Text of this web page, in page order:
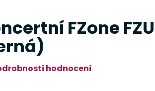
FZone
hodnocení